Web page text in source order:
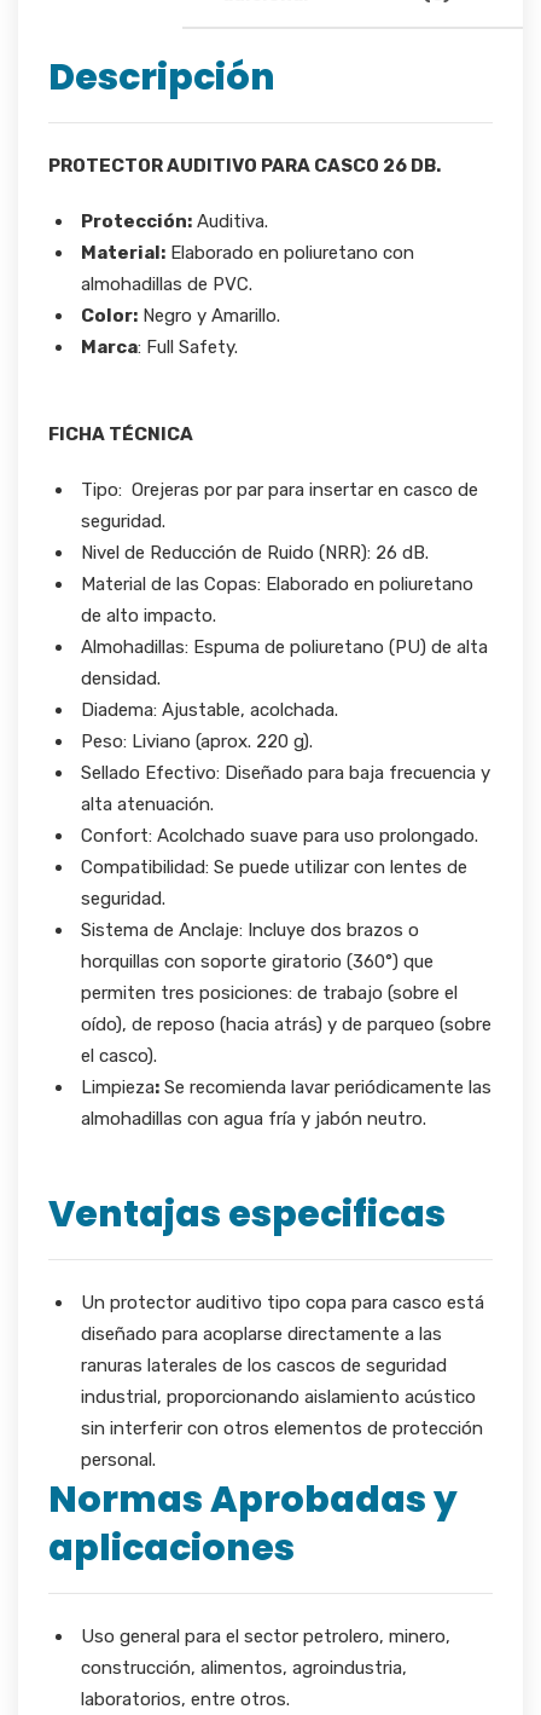
Descripción
PROTECTOR AUDITIVO PARA CASCO 26 DB.
Protección: Auditiva.
Material: Elaborado en poliuretano con
almohadillas de PVC.
Color: Negro y Amarillo.
Marca: Full Safety.
FICHA TÉCNICA
Tipo: Orejeras por par para insertar en casco de
seguridad.
Nivel de Reducción de Ruido (NRR): 26 dB.
Material de las Copas: Elaborado en poliuretano
de alto impacto.
Almohadillas: Espuma de poliuretano (PU) de alta
densidad.
Diadema: Ajustable, acolchada.
Peso: Liviano (aprox. 220 g).
Sellado Efectivo: Diseñado para baja frecuencia y
alta atenuación.
Confort: Acolchado suave para uso prolongado.
Compatibilidad: Se puede utilizar con lentes de
seguridad.
Sistema de Anclaje: Incluye dos brazos o
horquillas con soporte giratorio (360°) que
permiten tres posiciones: de trabajo (sobre el
oído), de reposo (hacia atrás) y de parqueo (sobre
el casco).
Limpieza: Se recomienda lavar periódicamente las
almohadillas con agua fría y jabón neutro.
Ventajas especificas
Un protector auditivo tipo copa para casco está
diseñado para acoplarse directamente a las
ranuras laterales de los cascos de seguridad
industrial, proporcionando aislamiento acústico
sin interferir con otros elementos de protección
personal.
Normas Aprobadas y
aplicaciones
Uso general para el sector petrolero, minero,
construcción, alimentos, agroindustria,
laboratorios, entre otros.